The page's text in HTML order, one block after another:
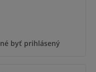
byť prihlásený